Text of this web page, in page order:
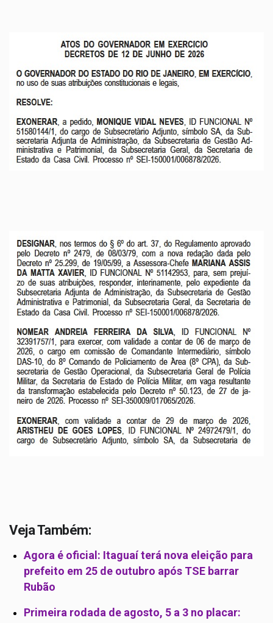
Veja Também:
Agora é oficial: Itaguaí terá nova eleição para
prefeito em 25 de outubro após TSE barrar
Rubão
Primeira rodada de agosto, 5 a 3 no placar: